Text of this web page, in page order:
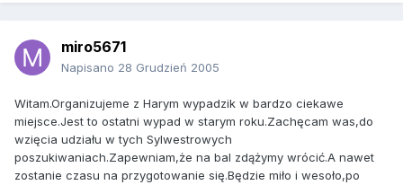
miro5671
Napisano 28 Grudzień 2005
Witam.Organizujeme z Harym wypadzik w bardzo ciekawe
miejsce.Jest to ostatni wypad w starym roku.Zachęcam was,do
wzięcia udziału w tych Sylwestrowych
poszukiwaniach.Zapewniam,że na bal zdążymy wrócić.A nawet
zostanie czasu na przygotowanie się.Będzie miło i wesoło,po